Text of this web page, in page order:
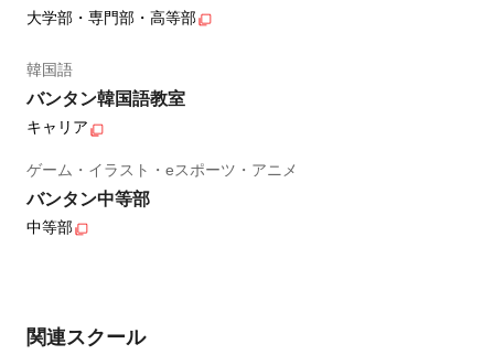
大学部・専門部・高等部
韓国語
バンタン韓国語教室
キャリア
ゲーム・イラスト・eスポーツ・アニメ
バンタン中等部
中等部
関連スクール